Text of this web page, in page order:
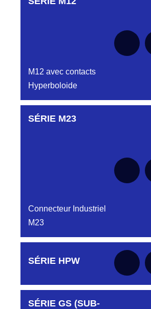
M12 avec contacts
Hyperboloide
Aucune pièce disponible pour
SÉRIE M23
Connecteur Industriel
M23
Aucune pièce disponible pour
le moment
SÉRIE HPW
Aucune pièce disponible pour
SÉRIE GS (SUB-